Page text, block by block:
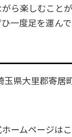
ら楽しむこと
一度足を運んで
県大里郡寄居
ームページは